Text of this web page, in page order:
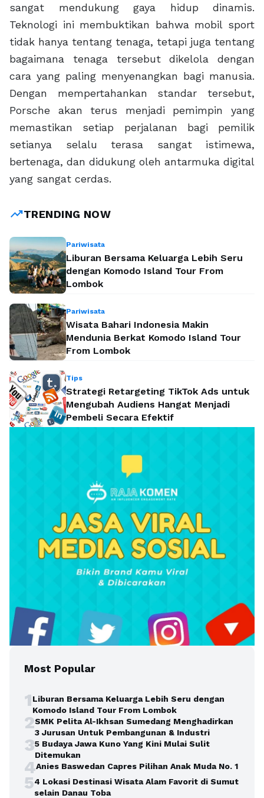
sangat mendukung gaya hidup dinamis.
Teknologi ini membuktikan bahwa mobil sport
tidak hanya tentang tenaga, tetapi juga tentang
bagaimana tenaga tersebut dikelola dengan
cara yang paling menyenangkan bagi manusia.
Dengan mempertahankan standar tersebut,
Porsche akan terus menjadi pemimpin yang
memastikan setiap perjalanan bagi pemilik
setianya selalu terasa sangat istimewa,
bertenaga, dan didukung oleh antarmuka digital
yang sangat cerdas.
trending_upTRENDING NOW
Pariwisata
Liburan Bersama Keluarga Lebih Seru
dengan Komodo Island Tour From
Lombok
Pariwisata
Wisata Bahari Indonesia Makin
Mendunia Berkat Komodo Island Tour
From Lombok
Tips
Strategi Retargeting TikTok Ads untuk
Mengubah Audiens Hangat Menjadi
Pembeli Secara Efektif
Most Popular
1Liburan Bersama Keluarga Lebih Seru dengan
Komodo Island Tour From Lombok
2SMK Pelita Al-Ikhsan Sumedang Menghadirkan
3 Jurusan Untuk Pembangunan & Industri
35 Budaya Jawa Kuno Yang Kini Mulai Sulit
Ditemukan
4Anies Baswedan Capres Pilihan Anak Muda No. 1
54 Lokasi Destinasi Wisata Alam Favorit di Sumut
selain Danau Toba